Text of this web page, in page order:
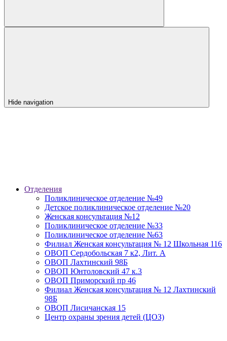
Hide navigation
Отделения
Поликлиническое отделение №49
Детское поликлиническое отделение №20
Женская консультация №12
Поликлиническое отделение №33
Поликлиническое отделение №63
Филиал Женская консультация № 12 Школьная 116
ОВОП Сердобольская 7 к2, Лит. А
ОВОП Лахтинский 98Б
ОВОП Юнтоловский 47 к.3
ОВОП Приморский пр 46
Филиал Женская консультация № 12 Лахтинский
98Б
ОВОП Лисичанская 15
Центр охраны зрения детей (ЦОЗ)